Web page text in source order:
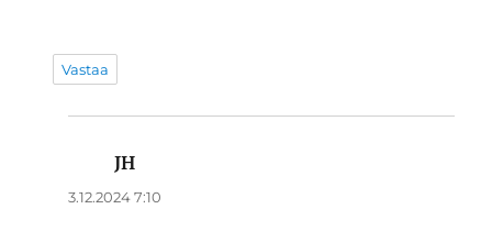
Vastaa
JH
3.12.2024 7:10